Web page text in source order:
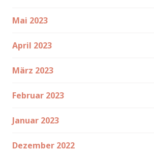
Mai 2023
April 2023
März 2023
Februar 2023
Januar 2023
Dezember 2022